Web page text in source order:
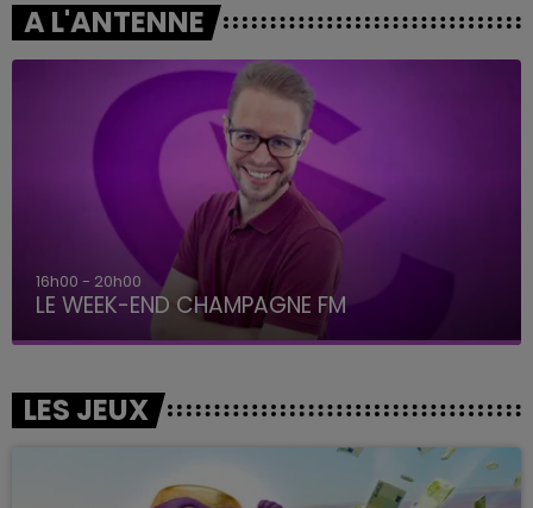
A L'ANTENNE
16h00 - 20h00
LE WEEK-END CHAMPAGNE FM
LES JEUX